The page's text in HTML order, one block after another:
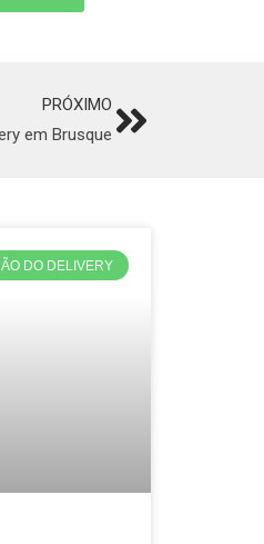
PRÓXIMO
em Brusque Next
DO DELIVERY